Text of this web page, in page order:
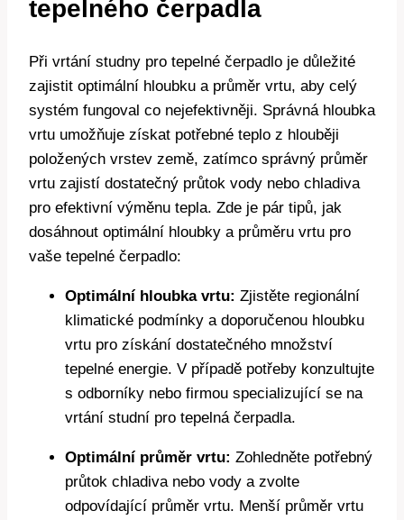
tepelného čerpadla
Při vrtání studny pro tepelné čerpadlo je důležité
zajistit optimální hloubku a průměr vrtu, aby celý
systém fungoval co nejefektivněji. Správná hloubka
vrtu umožňuje získat potřebné teplo z hlouběji
položených vrstev země, zatímco správný průměr
vrtu zajistí dostatečný průtok vody nebo chladiva
pro efektivní výměnu tepla. Zde je pár tipů, jak
dosáhnout optimální hloubky a průměru vrtu pro
vaše tepelné čerpadlo:
Optimální hloubka vrtu: Zjistěte regionální
klimatické podmínky a doporučenou hloubku
vrtu pro získání dostatečného množství
tepelné energie. V případě potřeby konzultujte
s odborníky nebo firmou specializující se na
vrtání studní pro tepelná čerpadla.
Optimální průměr vrtu: Zohledněte potřebný
průtok chladiva nebo vody a zvolte
odpovídající průměr vrtu. Menší průměr vrtu